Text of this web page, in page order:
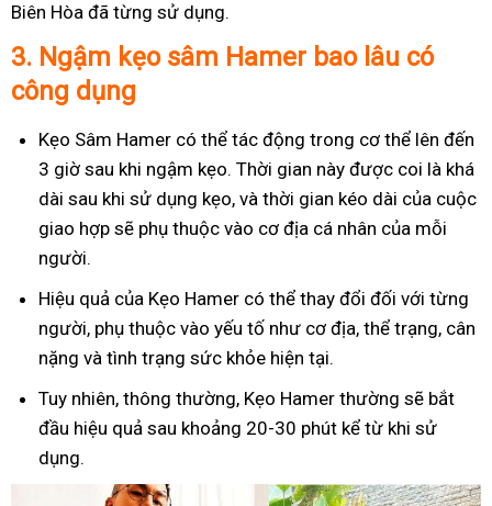
Biên Hòa đã từng sử dụng.
3. Ngậm kẹo sâm Hamer bao lâu có
công dụng
Kẹo Sâm Hamer có thể tác động trong cơ thể lên đến
3 giờ sau khi ngậm kẹo. Thời gian này được coi là khá
dài sau khi sử dụng kẹo, và thời gian kéo dài của cuộc
giao hợp sẽ phụ thuộc vào cơ địa cá nhân của mỗi
người.
Hiệu quả của Kẹo Hamer có thể thay đổi đối với từng
người, phụ thuộc vào yếu tố như cơ địa, thể trạng, cân
nặng và tình trạng sức khỏe hiện tại.
Tuy nhiên, thông thường, Kẹo Hamer thường sẽ bắt
đầu hiệu quả sau khoảng 20-30 phút kể từ khi sử
dụng.